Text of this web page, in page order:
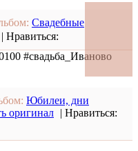
Свадебные
| Нравиться:
#свадьба_Иваново
Юбилеи, дни
оригинал | Нравиться: